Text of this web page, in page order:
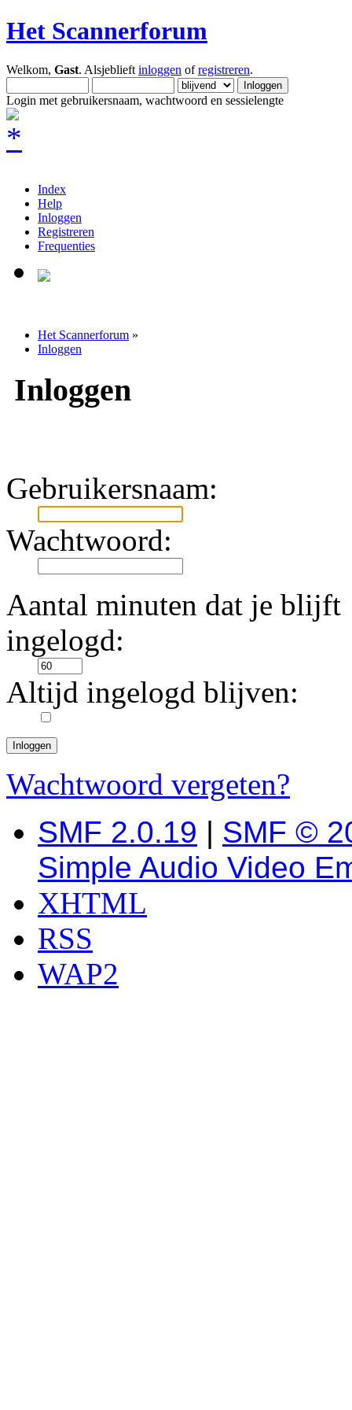
Het Scannerforum
Welkom, Gast. Alsjeblieft inloggen ofregistreren.
Login met gebruikersnaam, wachtwoord en sessielengte
Index
Help
Inloggen
Registreren
Frequenties
Het Scannerforum »
Inloggen
Inloggen
Gebruikersnaam:
Wachtwoord:
Aantal minuten dat je blijft
ingelogd:
Altijd ingelogd blijven:
Wachtwoord vergeten?
SMF 2.0.19 | SMF ©
Simple Audio Video
XHTML
RSS
WAP2